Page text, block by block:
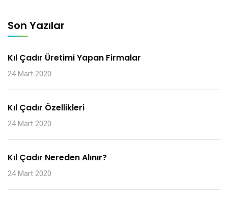
Son Yazılar
Kıl Çadır Üretimi Yapan Firmalar
24 Mart 2020
Kıl Çadır Özellikleri
24 Mart 2020
Kıl Çadır Nereden Alınır?
24 Mart 2020